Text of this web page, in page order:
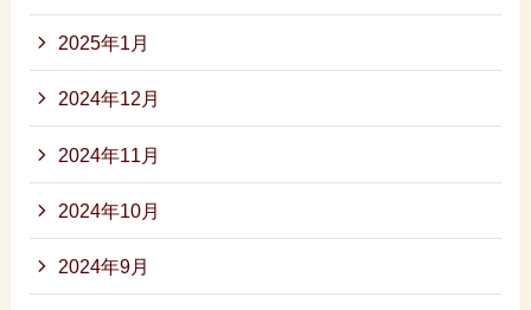
2025年1月
2024年12月
2024年11月
2024年10月
2024年9月